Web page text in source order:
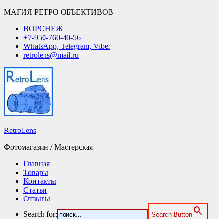
МАГИЯ РЕТРО ОБЪЕКТИВОВ
ВОРОНЕЖ
+7-950-760-40-56
WhatsApp, Telegram, Viber
retrolens@mail.ru
RetroLens
Фотомагазин / Мастерская
Главная
Товары
Контакты
Статьи
Отзывы
Search for:
Search Button